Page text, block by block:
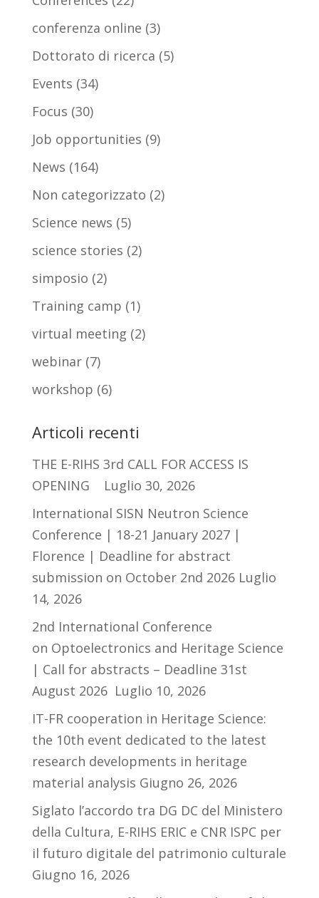
conferenza online (3)
Dottorato di ricerca (5)
Events (34)
Focus (30)
Job opportunities (9)
News (164)
Non categorizzato (2)
Science news (5)
science stories (2)
simposio (2)
Training camp (1)
virtual meeting (2)
webinar(7)
workshop (6)
Articoli recenti
THE E-RIHS 3rd CALL FOR ACCESS IS
OPENING
Luglio 30, 2026
International SISN Neutron Science
Conference | 18-21 January 2027 |
Florence | Deadline for abstract
submission on October 2nd 2026 Luglio
14, 2026
2nd International Conference
on Optoelectronics and Heritage Science
| Call for abstracts – Deadline 31st
August 2026 Luglio 10, 2026
IT-FR cooperation in Heritage Science:
the 10th event dedicated to the latest
research developments in heritage
material analysis Giugno 26, 2026
Siglato l’accordo tra DG DC del Ministero
della Cultura, E-RIHS ERIC e CNR ISPC per
il futuro digitale del patrimonio culturale
Giugno 16, 2026